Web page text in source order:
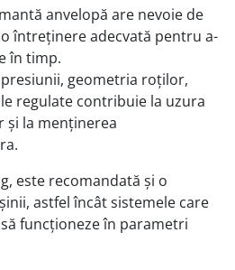
anvelopă are nevoie de
întreținere adecvată pentru a-
în timp.
geometria roților,
regulate contribuie la uzura
și la menținerea
este recomandată și o
astfel încât sistemele care
funcționeze în parametri